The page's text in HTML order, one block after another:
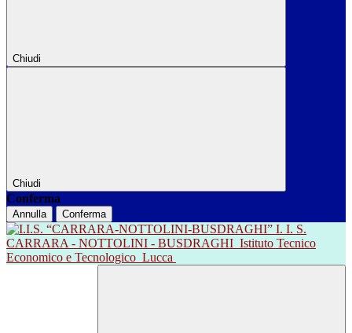
Chiudi
Chiudi
Conferma
Annulla Conferma
I. I. S.
CARRARA - NOTTOLINI - BUSDRAGHI Istituto Tecnico
Economico e Tecnologico Lucca